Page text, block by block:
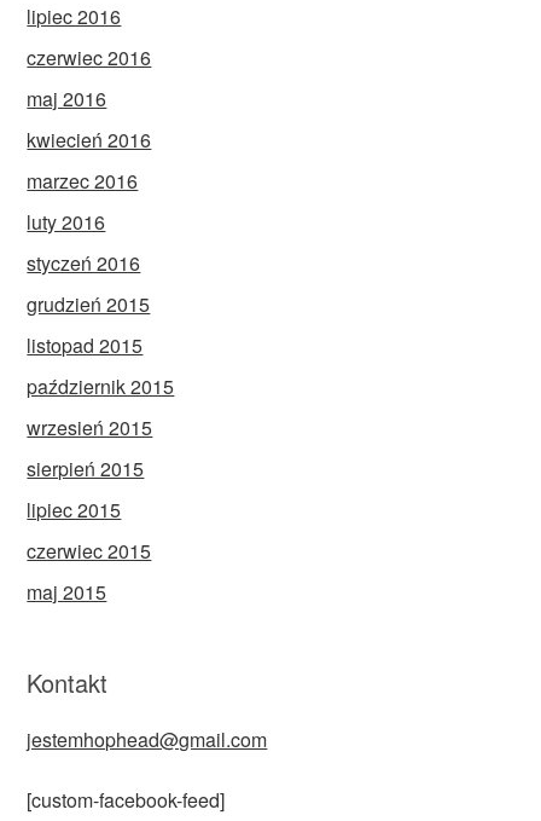
lipiec 2016
czerwiec 2016
maj 2016
kwiecień 2016
marzec 2016
luty 2016
styczeń 2016
grudzień 2015
listopad 2015
październik 2015
wrzesień 2015
sierpień 2015
lipiec 2015
czerwiec 2015
maj 2015
Kontakt
jestemhophead@gmail.com
[custom-facebook-feed]